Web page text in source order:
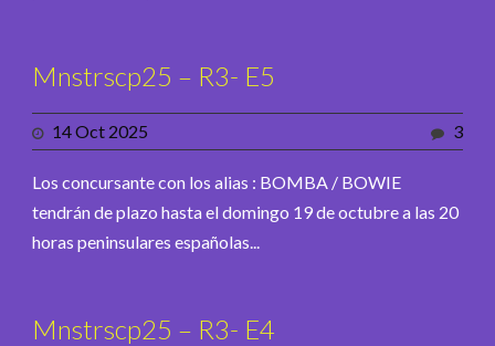
Mnstrscp25 – R3- E5
14 Oct 2025 3
Los concursante con los alias : BOMBA / BOWIE
tendrán de plazo hasta el domingo 19 de octubre a las 20
horas peninsulares españolas...
Mnstrscp25 – R3- E4